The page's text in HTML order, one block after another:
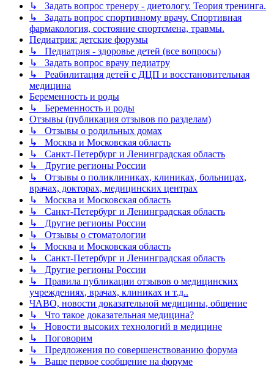
↳ Задать вопрос тренеру - диетологу. Теория тренинга.
↳ Задать вопрос спортивному врачу. Спортивная
фармакология, состояние спортсмена, травмы.
Педиатрия: детские форумы
↳ Педиатрия - здоровье детей (все вопросы)
↳ Задать вопрос врачу педиатру
↳ Реабилитация детей с ДЦП и восстановительная
медицина
Беременность и роды
↳ Беременность и роды
Отзывы (публикация отзывов по разделам)
↳ Отзывы о родильных домах
↳ Москва и Московская область
↳ Санкт-Петербург и Ленинградская область
↳ Другие регионы России
↳ Отзывы о поликлиниках, клиниках, больницах,
врачах, докторах, медицинских центрах
↳ Москва и Московская область
↳ Санкт-Петербург и Ленинградская область
↳ Другие регионы России
↳ Отзывы о стоматологии
↳ Москва и Московская область
↳ Санкт-Петербург и Ленинградская область
↳ Другие регионы России
↳ Правила публикации отзывов о медицинских
учреждениях, врачах, клиниках и т.д..
ЧАВО, новости доказательной медицины, общение
↳ Что такое доказательная медицина?
↳ Новости высоких технологий в медицине
↳ Поговорим
↳ Предложения по совершенствованию форума
↳ Ваше первое сообщение на форуме